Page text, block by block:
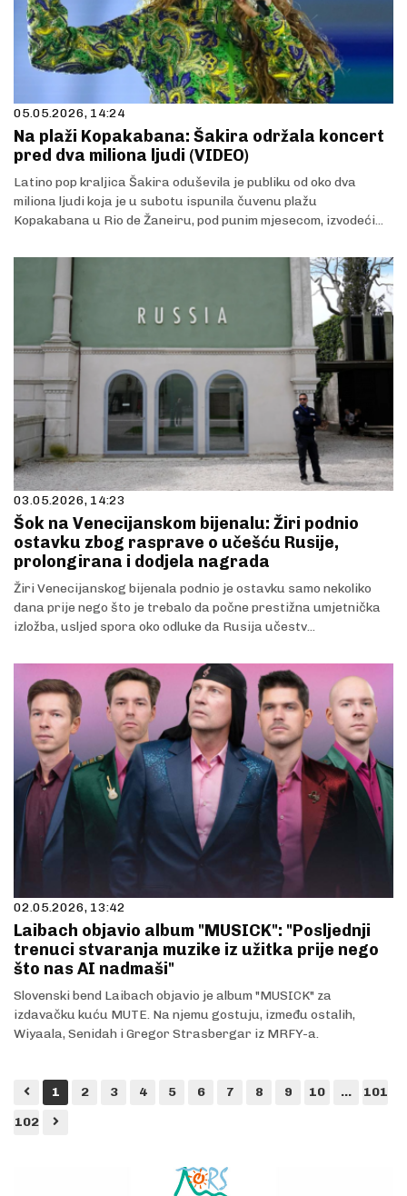
05.05.2026, 14:24
Na plaži Kopakabana: Šakira održala koncert
pred dva miliona ljudi (VIDEO)
Latino pop kraljica Šakira oduševila je publiku od oko dva
miliona ljudi koja je u subotu ispunila čuvenu plažu
Kopakabana u Rio de Žaneiru, pod punim mjesecom, izvodeći...
03.05.2026, 14:23
Šok na Venecijanskom bijenalu: Žiri podnio
ostavku zbog rasprave o učešću Rusije,
prolongirana i dodjela nagrada
Žiri Venecijanskog bijenala podnio je ostavku samo nekoliko
dana prije nego što je trebalo da počne prestižna umjetnička
izložba, usljed spora oko odluke da Rusija učestv...
02.05.2026, 13:42
Laibach objavio album "MUSICK": "Posljednji
trenuci stvaranja muzike iz užitka prije nego
što nas AI nadmaši"
Slovenski bend Laibach objavio je album "MUSICK" za
izdavačku kuću MUTE. Na njemu gostuju, između ostalih,
Wiyaala, Senidah i Gregor Strasbergar iz MRFY-a.
1 2 3 4 5 6 7 8 9 10 ...
101
102